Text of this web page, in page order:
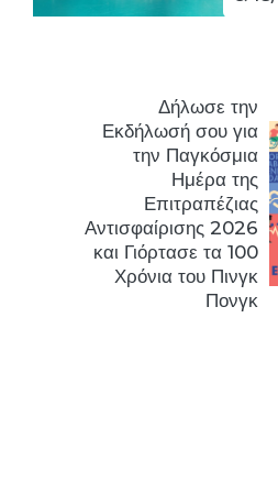
Δήλωσε την
Εκδήλωσή σου για
την Παγκόσμια
Ημέρα της
Επιτραπέζιας
Αντισφαίρισης 2026
και Γιόρτασε τα 100
Χρόνια του Πινγκ
Πονγκ